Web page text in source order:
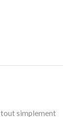
tout simplement